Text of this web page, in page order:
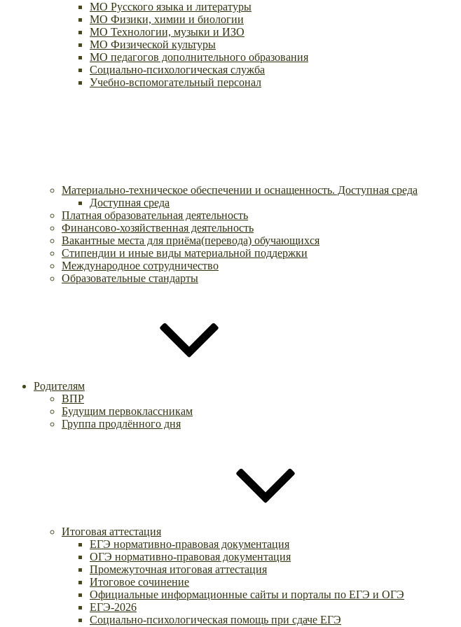
МО Русского языка и литературы
МО Физики, химии и биологии
МО Технологии, музыки и ИЗО
МО Физической культуры
МО педагогов дополнительного образования
Социально-психологическая служба
Учебно-вспомогательный персонал
Материально-техническое обеспечении и оснащенность. Доступная среда
Доступная среда
Платная образовательная деятельность
Финансово-хозяйственная деятельность
Вакантные места для приёма(перевода) обучающихся
Стипендии и иные виды материальной поддержки
Международное сотрудничество
Образовательные стандарты
Родителям
ВПР
Будущим первоклассникам
Группа продлённого дня
Итоговая аттестация
ЕГЭ нормативно-правовая документация
ОГЭ нормативно-правовая документация
Промежуточная итоговая аттестация
Итоговое сочинение
Официальные информационные сайты и порталы по ЕГЭ и ОГЭ
ЕГЭ-2026
Социально-психологическая помощь при сдаче ЕГЭ